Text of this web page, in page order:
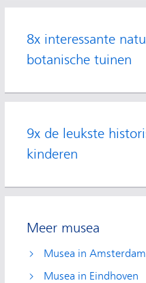
8x interessante
botanische tuinen
9x de leukste
kinderen
Meer musea
Musea in Amsterdam
Musea in Eindhoven